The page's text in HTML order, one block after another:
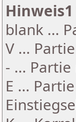
Hinweis1
blank ...
V ...
- ...
E ...